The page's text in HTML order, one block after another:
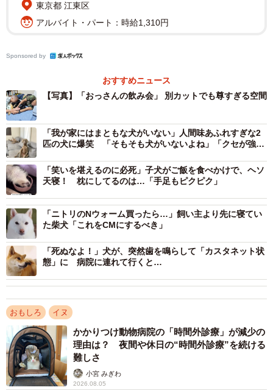
2/8
凛々しい顔つきが素敵なカムイくん（画像提供：ばいぱー viper__503 避
難所さん）
ーー当時の状況について教えてください。
「友人ふたりが、久しぶりに我が家に遊びに来てくれてみ
なで飲み会をしました。カムイは当初、別室にいてもらっ
たのですが、途中、『男だけで飲んでいてもつまらないか
ら犬を呼ぼう』という話になり、部屋に入ってもらったの
です。とても人懐こい子なので、すぐに友人に懐いて甘え
ていました」
ーーこのあと、どうなりましたか。
東京都 江東区
アルバイト・パート：時給1,310円
Sponsored by
おすすめニュース
【写真】「おっさんの飲み会」 別カットでも尊すぎる空間
「我が家にはまともな犬がいない」人間味あふれすぎな2
匹の犬に爆笑 「そもそも犬がいないよね」「クセが強い
「笑いを堪えるのに必死」子犬がご飯を食べかけで、ヘソ
天寝！ 枕にしてるのは…「手足もピクピク」
「ニトリのNウォーム買ったら…」飼い主より先に寝てい
た柴犬「これをCMにするべき」
「死ぬなよ！」犬が、突然歯を鳴らして「カスタネット状
態」に 病院に連れて行くと…
おもしろ イヌ
かかりつけ動物病院の「時間外診療」が減少の
理由は？ 夜間や休日の“時間外診療”を続ける
難しさ
小宮 みぎわ
2026.08.05